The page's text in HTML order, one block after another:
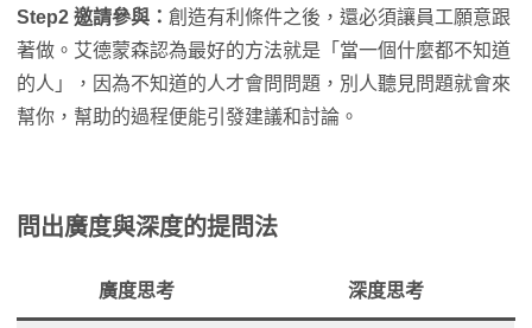
Step2 邀請參與： 創造有利條件之後，還必須讓員工願意跟
著做。艾德蒙森認為最好的方法就是「當一個什麼都不知道
的人」，因為不知道的人才會問問題，別人聽見問題就會來
幫你，幫助的過程便能引發建議和討論。
問出廣度與深度的提問法
廣度思考 深度思考